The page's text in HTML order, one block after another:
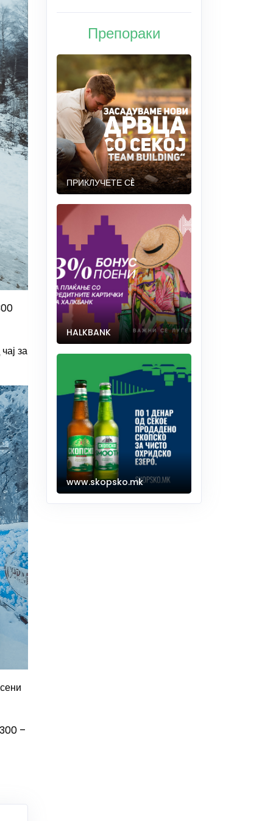
за
–
Препораки
ПРИКЛУЧЕТЕ СÈ
HALKBANK
www.skopsko.mk